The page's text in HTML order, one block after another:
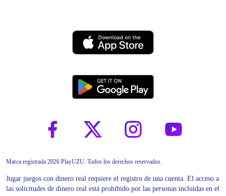
Marca registrada 2026 PlayUZU. Todos los derechos reservados.
Jugar juegos con dinero real requiere el registro de una cuenta. El acceso a
las solicitudes de dinero real está prohibido por las personas incluidas en el